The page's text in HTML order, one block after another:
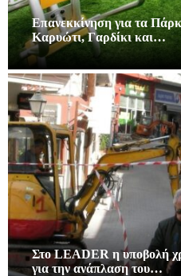
Επανεκκίνηση για τα
Καρυώτι, Γαρδίκι και…
Στο LEADER η υποβολή
για την ανάπλαση του…